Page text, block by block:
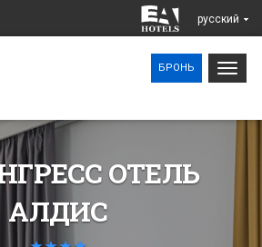
pусский
БРОНЬ
ОТЕЛЬ
АЛДИС